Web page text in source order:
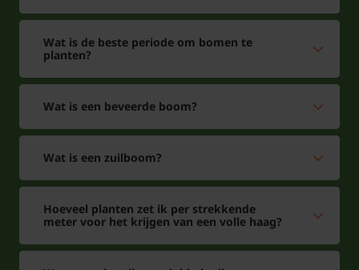
Wat is de beste periode om bomen te
planten?
Wat is een beveerde boom?
Wat is een zuilboom?
Hoeveel planten zet ik per strekkende
meter voor het krijgen van een volle haag?